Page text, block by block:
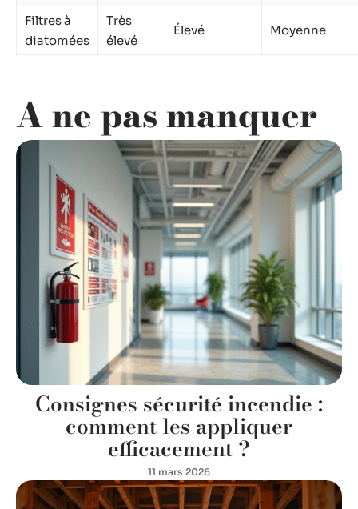
Filtres à
diatomées
Très
élevé
Élevé Moyenne
A ne pas manquer
Consignes sécurité incendie :
comment les appliquer
efficacement ?
11 mars 2026